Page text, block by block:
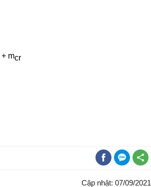
+ mcr
Cập nhật: 07/09/2021